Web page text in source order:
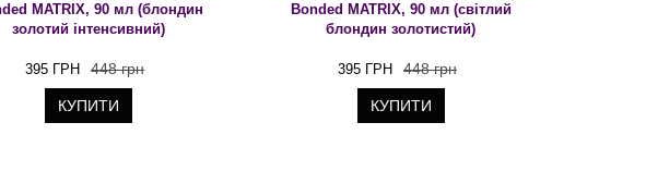
MATRIX, 90 мл (блондин
золотий інтенсивний)
395 ГРН 448 грн
КУПИТИ
Bonded MATRIX, 90 мл (світлий
блондин золотистий)
395 ГРН 448 грн
КУПИТИ